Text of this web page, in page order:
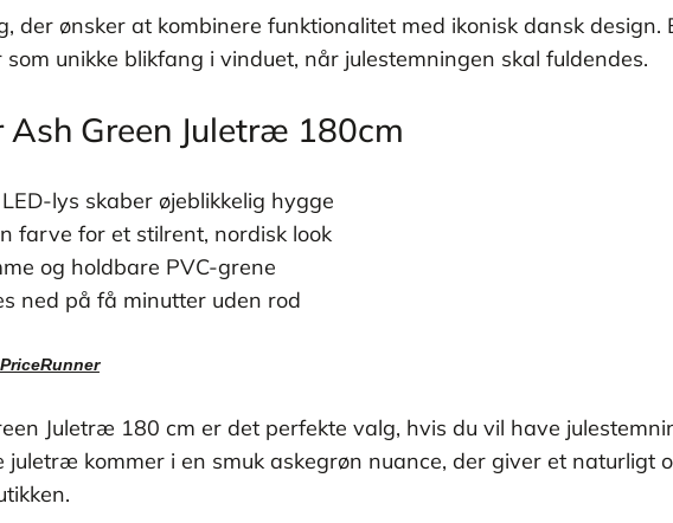
der ønsker at kombinere funktionalitet med ikonisk dansk
unikke blikfang i vinduet, når julestemningen skal fuldendes.
Green Juletræ 180cm
lys skaber øjeblikkelig hygge
farve for et stilrent, nordisk look
og holdbare PVC-grene
ned på få minutter uden rod
PriceRunner
Juletræ 180 cm er det perfekte valg, hvis du vil have
juletræ kommer i en smuk askegrøn nuance, der giver et naturligt